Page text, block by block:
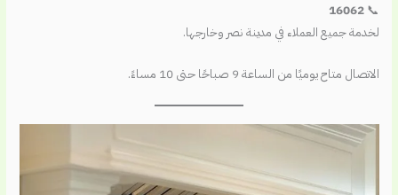
📞
16062
لخدمة جميع العملاء في مدينة نصر وخارجها.
الاتصال متاح يوميًا من الساعة 9 صباحًا حتى 10 مساءً.